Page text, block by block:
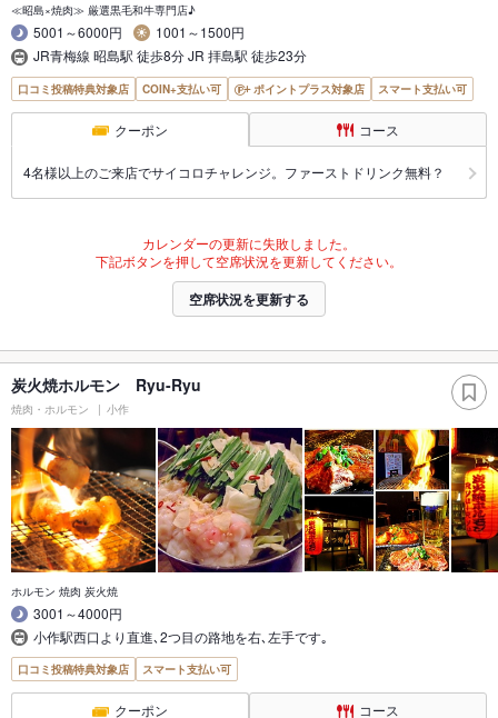
≪昭島×焼肉≫ 厳選黒毛和牛専門店♪
5001～6000円
1001～1500円
JR青梅線 昭島駅 徒歩8分 JR 拝島駅 徒歩23分
口コミ投稿特典対象店 COIN+支払い可 ポイントプラス対象店 スマート支払い可
クーポン コース
4名様以上のご来店でサイコロチャレンジ。ファーストドリンク無料？
カレンダーの更新に失敗しました。
下記ボタンを押して空席状況を更新してください。
空席状況を更新する
炭火焼ホルモン Ryu-Ryu
焼肉・ホルモン 小作
ホルモン 焼肉 炭火焼
3001～4000円
小作駅西口より直進､2つ目の路地を右､左手です｡
口コミ投稿特典対象店 スマート支払い可
クーポン コース